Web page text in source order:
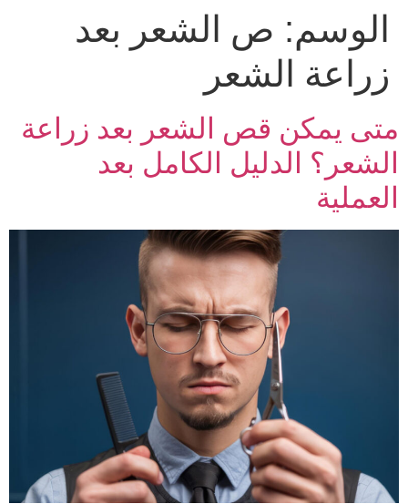
الوسم: ص الشعر بعد
زراعة الشعر
متى يمكن قص الشعر بعد زراعة
الشعر؟ الدليل الكامل بعد
العملية